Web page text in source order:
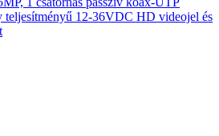
teljesítményű 12-36VDC HD videojel és